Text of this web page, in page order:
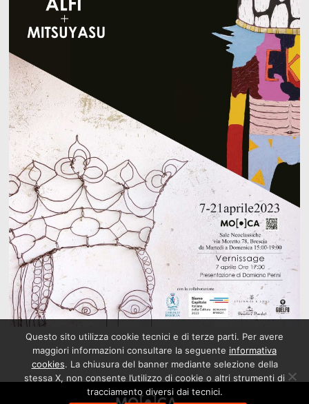
Questo sito utilizza cookie tecnici e di terze parti. Per avere
maggiori informazioni consultare la seguente informativa
cookies. La chiusura del banner mediante selezione della
stessa X, non consente l’utilizzo di cookie o altri strumenti di
tracciamento diversi dai tecnici.